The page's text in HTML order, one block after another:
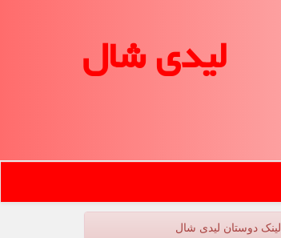
لیدی شال
لینک دوستان لیدی شال